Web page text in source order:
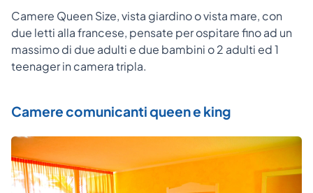
Camere Queen Size, vista giardino o vista mare, con
due letti alla francese, pensate per ospitare fino ad un
massimo di due adulti e due bambini o 2 adulti ed 1
teenager in camera tripla.
Camere comunicanti queen e king